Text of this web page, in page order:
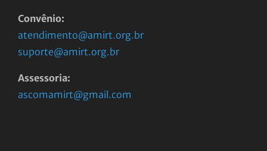
Convênio:
atendimento@amirt.org.br
suporte@amirt.org.br
Assessoria:
ascomamirt@gmail.com